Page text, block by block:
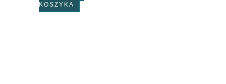
KOSZYKA